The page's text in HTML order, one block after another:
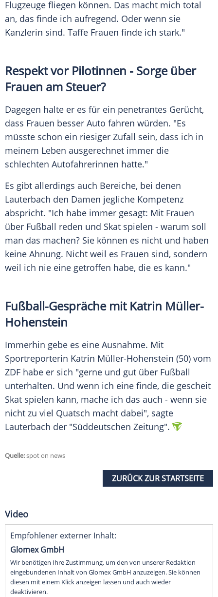
Flugzeuge fliegen können. Das macht mich total
an, das finde ich aufregend. Oder wenn sie
Kanzlerin sind. Taffe Frauen finde ich stark."
Respekt vor Pilotinnen - Sorge über
Frauen am Steuer?
Dagegen halte er es für ein penetrantes Gerücht,
dass Frauen besser Auto fahren würden. "Es
müsste schon ein riesiger Zufall sein, dass ich in
meinem Leben ausgerechnet immer die
schlechten Autofahrerinnen hatte."
Es gibt allerdings auch Bereiche, bei denen
Lauterbach den Damen jegliche Kompetenz
abspricht. "Ich habe immer gesagt: Mit Frauen
über Fußball reden und Skat spielen - warum soll
man das machen? Sie können es nicht und haben
keine Ahnung. Nicht weil es Frauen sind, sondern
weil ich nie eine getroffen habe, die es kann."
Fußball-Gespräche mit Katrin Müller-
Hohenstein
Immerhin gebe es eine Ausnahme. Mit
Sportreporterin Katrin Müller-Hohenstein (50) vom
ZDF habe er sich "gerne und gut über Fußball
unterhalten. Und wenn ich eine finde, die gescheit
Skat spielen kann, mache ich das auch - wenn sie
nicht zu viel Quatsch macht dabei", sagte
Lauterbach der "Süddeutschen Zeitung".
Quelle:spot on news
ZURÜCK ZUR STARTSEITE
Video
Empfohlener externer Inhalt:
Glomex GmbH
Wir benötigen Ihre Zustimmung, um den von unserer Redaktion
eingebundenen Inhalt von Glomex GmbH anzuzeigen. Sie können
diesen mit einem Klick anzeigen lassen und auch wieder
deaktivieren.